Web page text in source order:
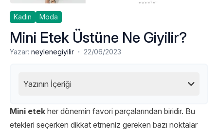
Kadın Moda
Mini Etek Üstüne Ne Giyilir?
Yazar: neylenegiyilir · 22/06/2023
Yazının İçeriği
Mini etek her dönemin favori parçalarından biridir. Bu
etekleri seçerken dikkat etmeniz gereken bazı noktalar